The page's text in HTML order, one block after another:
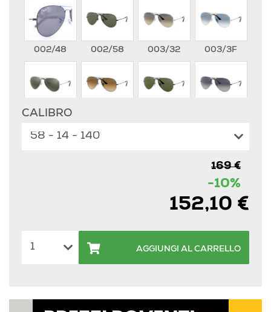
002/48 002/58 003/32 003/3F
003/40
181/71
9065V7
CALIBRO
169 €
-10%
152,10 €
AGGIUNGI AL CARRELLO